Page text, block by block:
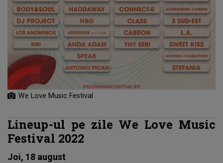
We Love Music Festival
Lineup-ul pe zile We Love Music
Festival 2022
Joi, 18 august